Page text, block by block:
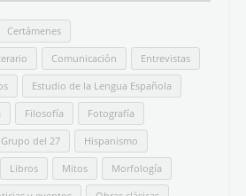
Certámenes
Comunicación Entrevistas
Estudio de la Lengua Española
Filosofía Fotografía
Grupo del 27 Hispanismo
Libros Mitos Morfología